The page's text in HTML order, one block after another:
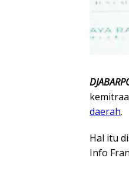
daerah.
Hal itu
Info